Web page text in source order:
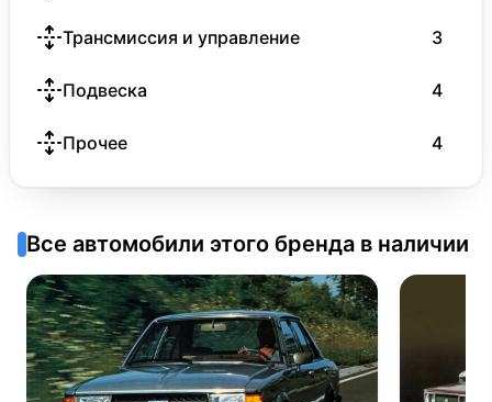
Трансмиссия и управление 3
Подвеска 4
Прочее 4
Все автомобили этого бренда в наличии